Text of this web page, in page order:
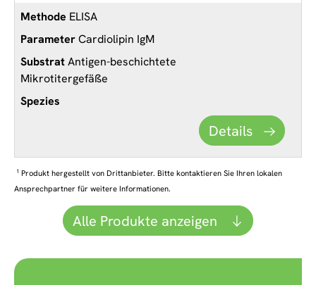
ELISA
Cardiolipin IgM
Antigen-beschichtete
Mikrotitergefäße
Details
1 Produkt hergestellt von Drittanbieter. Bitte kontaktieren Sie Ihren lokalen
Ansprechpartner für weitere Informationen.
Alle Produkte anzeigen